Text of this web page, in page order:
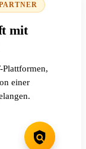
mit
einer